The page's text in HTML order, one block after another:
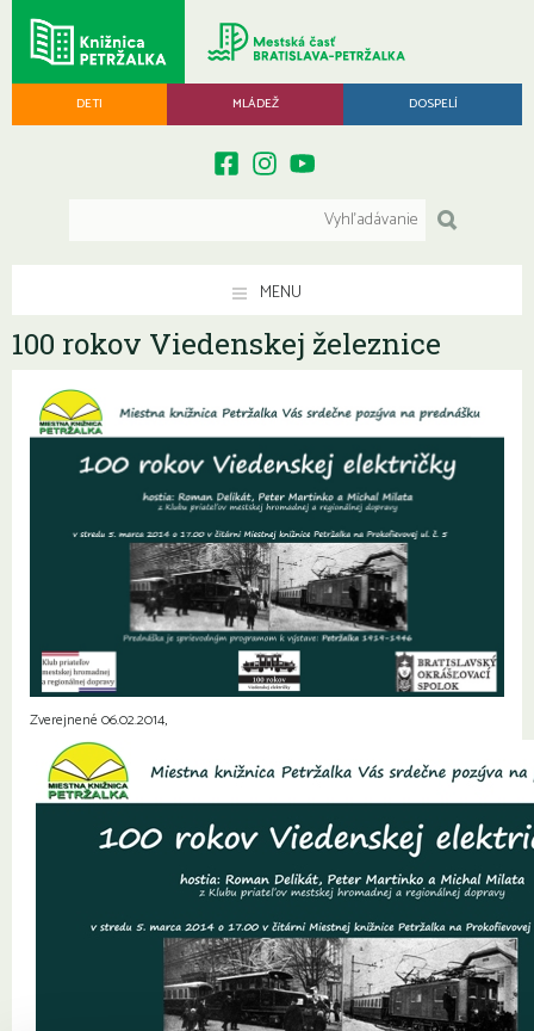
DETI MLÁDEŽ DOSPELÍ
MENU
100 rokov Viedenskej železnice
Zverejnené 06.02.2014,